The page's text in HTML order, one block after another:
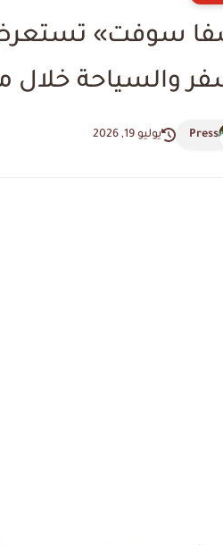
سوفت» تستعرض
والسياحة خلال
Press يوليو 19, 2026